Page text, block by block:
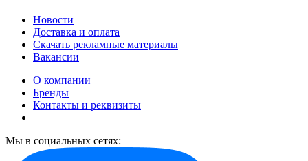
Новости
Доставка и оплата
Скачать рекламные материалы
Вакансии
О компании
Бренды
Контакты и реквизиты
Мы в социальных сетях: